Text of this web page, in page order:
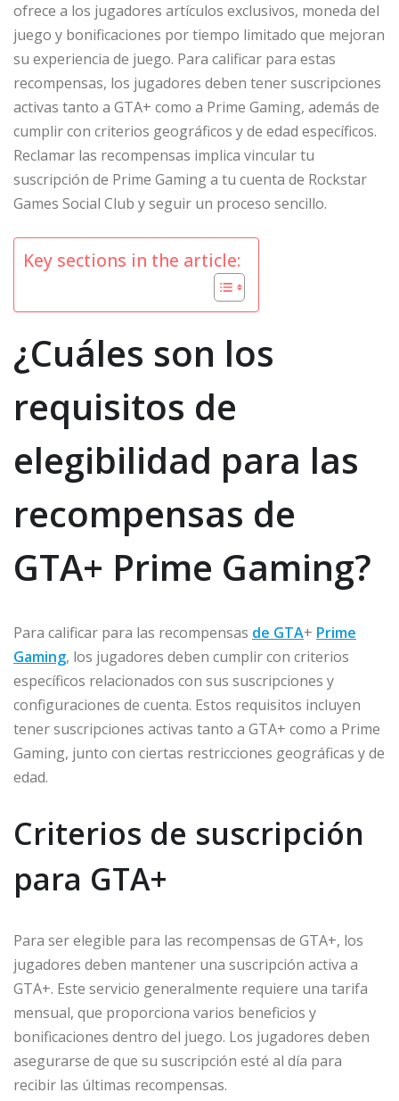
ofrece a los jugadores artículos exclusivos, moneda del
juego y bonificaciones por tiempo limitado que mejoran
su experiencia de juego. Para calificar para estas
recompensas, los jugadores deben tener suscripciones
activas tanto a GTA+ como a Prime Gaming, además de
cumplir con criterios geográficos y de edad específicos.
Reclamar las recompensas implica vincular tu
suscripción de Prime Gaming a tu cuenta de Rockstar
Games Social Club y seguir un proceso sencillo.
Key sections in the article:
¿Cuáles son los
requisitos de
elegibilidad para las
recompensas de
GTA+ Prime Gaming?
Para calificar para las recompensas de GTA+ Prime
Gaming, los jugadores deben cumplir con criterios
específicos relacionados con sus suscripciones y
configuraciones de cuenta. Estos requisitos incluyen
tener suscripciones activas tanto a GTA+ como a Prime
Gaming, junto con ciertas restricciones geográficas y de
edad.
Criterios de suscripción
para GTA+
Para ser elegible para las recompensas de GTA+, los
jugadores deben mantener una suscripción activa a
GTA+. Este servicio generalmente requiere una tarifa
mensual, que proporciona varios beneficios y
bonificaciones dentro del juego. Los jugadores deben
asegurarse de que su suscripción esté al día para
recibir las últimas recompensas.